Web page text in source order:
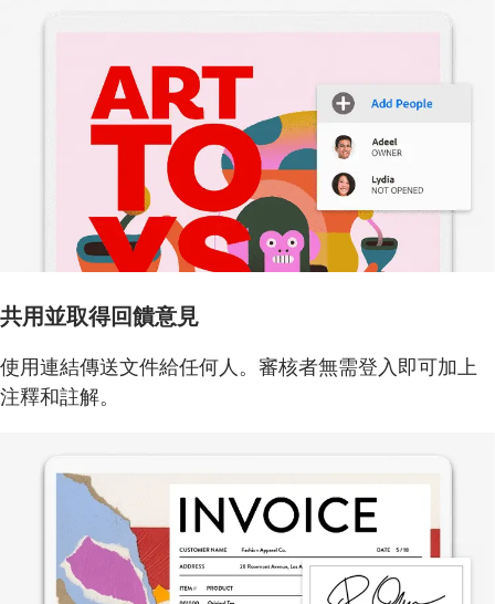
共用並取得回饋意見
使用連結傳送文件給任何人。審核者無需登入即可加上
注釋和註解。